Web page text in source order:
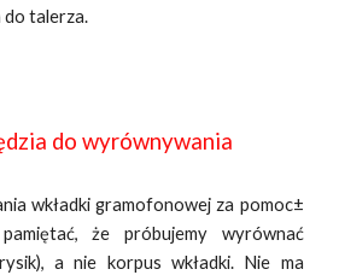
do talerza.
do wyrównywania
wkładki gramofonowej za pomoc±
że próbujemy wyrównać
a nie korpus wkładki. Nie ma